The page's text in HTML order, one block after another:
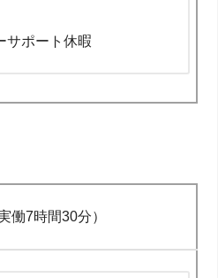
サポート休暇
働7時間30分）